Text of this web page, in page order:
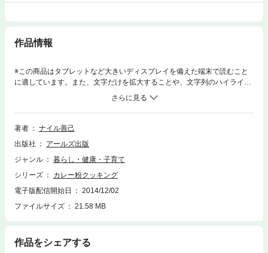
作品情報
※この商品はタブレットなど大きいディスプレイを備えた端末で読むこと
に適しています。また、文字だけを拡大することや、文字列のハイライ
ト、検索、辞書の参照、引用などの機能が使用できません。いつものおか
ずが、パパッとひとふり、グレードアップ！！本場インド料理もカレー粉
があれば、超かんたん！
著者
ナイル善己
出版社
アールズ出版
ジャンル
暮らし・健康・子育て
シリーズ
カレー粉クッキング
電子版配信開始日
2014/12/02
ファイルサイズ
21.58 MB
作品をシェアする